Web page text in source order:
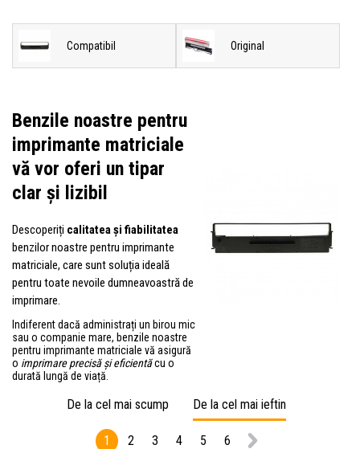
Compatibil Original
Benzile noastre pentru
imprimante matriciale
vă vor oferi un tipar
clar și lizibil
Descoperiți calitatea și fiabilitatea
benzilor noastre pentru imprimante
matriciale, care sunt soluția ideală
pentru toate nevoile dumneavoastră de
imprimare.
Indiferent dacă administrați un birou mic
sau o companie mare, benzile noastre
pentru imprimante matriciale vă asigură
o imprimare precisă și eficientăcu o
durată lungă de viață.
De la cel mai scump De la cel mai ieftin
1 2 3 4 5 6